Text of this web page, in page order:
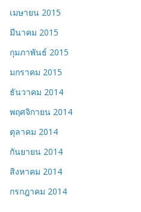
เมษายน 2015
มีนาคม 2015
กุมภาพันธ์ 2015
มกราคม 2015
ธันวาคม 2014
พฤศจิกายน 2014
ตุลาคม 2014
กันยายน 2014
สิงหาคม 2014
กรกฎาคม 2014